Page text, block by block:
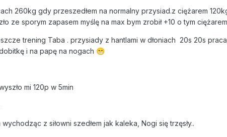
260kg gdy przeszedłem na normalny przysiad.z ciężarem
ze sporym zapasem myślę na max bym zrobił +10 o tym
trening Taba . przysiady z hantlami w dłoniach 20s 20s
i na papę na nogach 😁
mi 120p w 5min
wychodząc z siłowni szedłem jak kaleka, Nogi się trzęsły..